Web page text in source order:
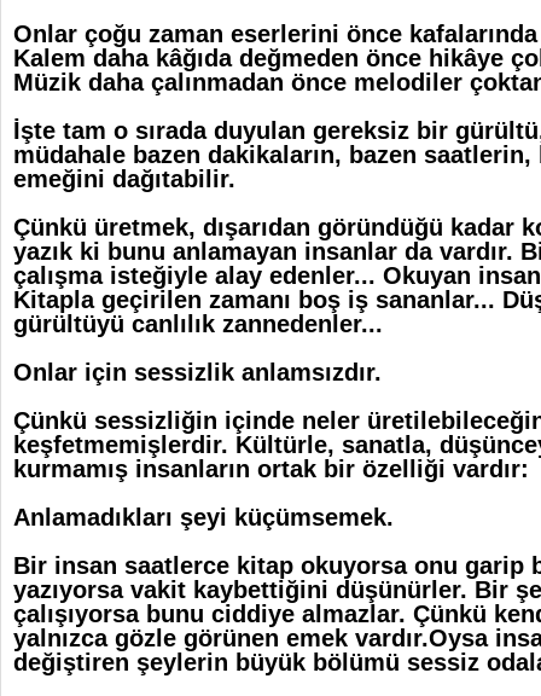
Onlar çoğu zaman eserlerini önce
Kalem daha kâğıda değmeden önce hikâye
Müzik daha çalınmadan önce melodiler
İşte tam o sırada duyulan gereksiz bir
müdahale bazen dakikaların, bazen
emeğini dağıtabilir.
Çünkü üretmek, dışarıdan göründüğü kadar
yazık ki bunu anlamayan insanlar da vardır.
çalışma isteğiyle alay edenler... Okuyan
Kitapla geçirilen zamanı boş iş sananlar...
gürültüyü canlılık zannedenler...
Onlar için sessizlik anlamsızdır.
Çünkü sessizliğin içinde neler
keşfetmemişlerdir. Kültürle, sanatla,
kurmamış insanların ortak bir özelliği vardır:
Anlamadıkları şeyi küçümsemek.
Bir insan saatlerce kitap okuyorsa onu garip
yazıyorsa vakit kaybettiğini düşünürler. Bir
çalışıyorsa bunu ciddiye almazlar. Çünkü
yalnızca gözle görünen emek vardır.Oysa
değiştiren şeylerin büyük bölümü sessiz